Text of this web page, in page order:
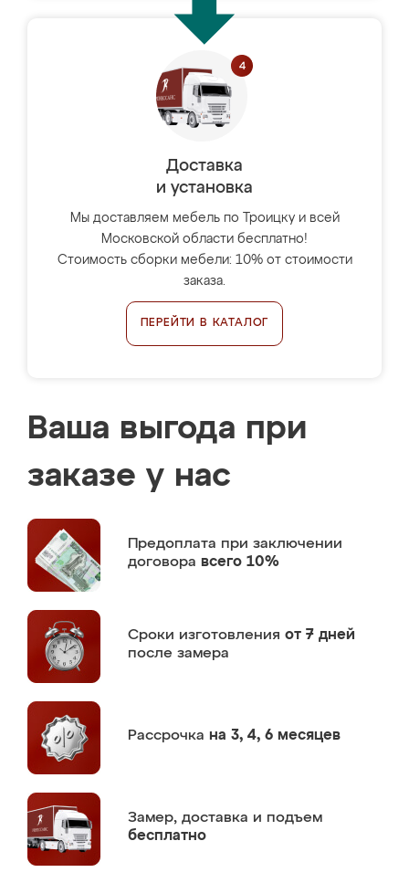
Доставка
и установка
Мы доставляем мебель по Троицку и всей
Московской области бесплатно!
Стоимость сборки мебели: 10% от стоимости
заказа.
ПЕРЕЙТИ В КАТАЛОГ
Ваша выгода при
заказе у нас
Предоплата при заключении
договора всего 10%
Сроки изготовления от 7 дней
после замера
Рассрочка на 3, 4, 6 месяцев
Замер, доставка и подъем
бесплатно